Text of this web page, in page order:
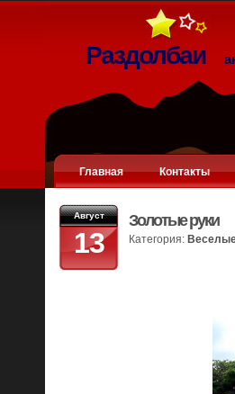
Раздолбаи
Главная Контакты
Август
13
Золотые руки
Категория: